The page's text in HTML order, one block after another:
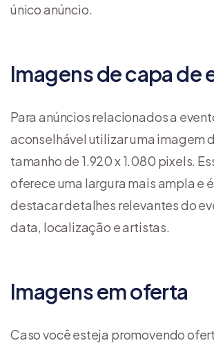
único anúncio.
Imagens de capa de
Para anúncios relacionados a
aconselhável utilizar uma imagem
tamanho de 1.920 x 1.080 pixels.
oferece uma largura mais ampla e
destacar detalhes relevantes do
data, localização e artistas.
Imagens em oferta
Caso você esteja promovendo